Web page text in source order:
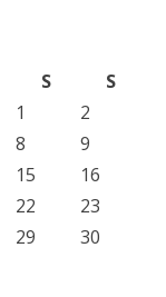
S
S
1
2
8
9
15
16
22
23
29
30